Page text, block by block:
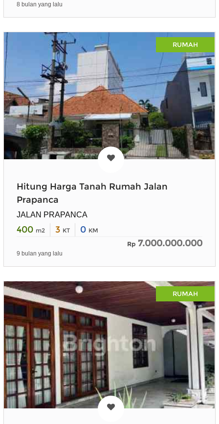
8 bulan yang lalu
RUMAH
Hitung Harga Tanah Rumah Jalan
Prapanca
JALAN PRAPANCA
400 m2 3 KT 0 KM
Rp 7.000.000.000
9 bulan yang lalu
RUMAH